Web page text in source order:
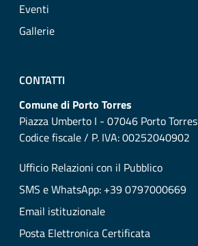
Eventi
Gallerie
CONTATTI
Comune di Porto Torres
Piazza Umberto I - 07046 Porto Torres
Codice fiscale / P. IVA: 00252040902
Ufficio Relazioni con il Pubblico
SMS e WhatsApp: +39 0797000669
Email istituzionale
Posta Elettronica Certificata